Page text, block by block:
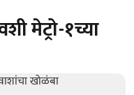
मेट्रो-१च्या